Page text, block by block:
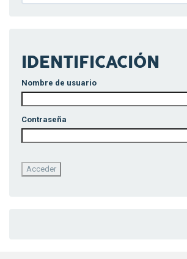
IDENTIFICACIÓN
Nombre de usuario
Contraseña